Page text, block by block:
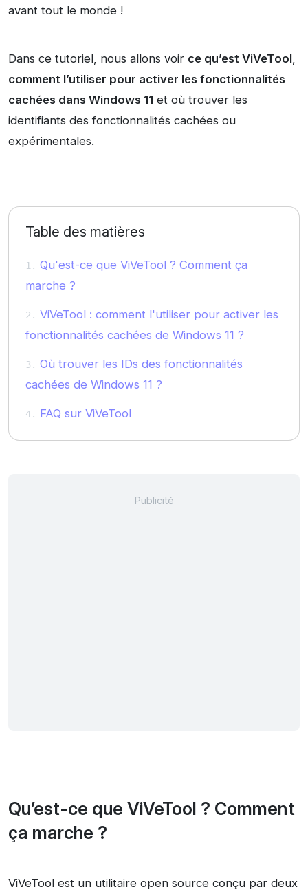
avant tout le monde !
Dans ce tutoriel, nous allons voir ce qu’est ViVeTool,
comment l’utiliser pour activer les fonctionnalités
cachées dans Windows 11 et où trouver les
identifiants des fonctionnalités cachées ou
expérimentales.
Table des matières
Qu'est-ce que ViVeTool ? Comment ça
marche ?
ViVeTool : comment l'utiliser pour activer les
fonctionnalités cachées de Windows 11 ?
Où trouver les IDs des fonctionnalités
cachées de Windows 11 ?
FAQ sur ViVeTool
Qu’est-ce que ViVeTool ? Comment
ça marche ?
ViVeTool est un utilitaire open source conçu par deux